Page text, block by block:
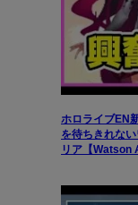
ホロライブEN
を待ちきれな
リア【Watson